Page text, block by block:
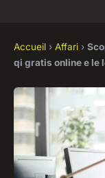
Accueil › Affari ›
qi gratis online e le